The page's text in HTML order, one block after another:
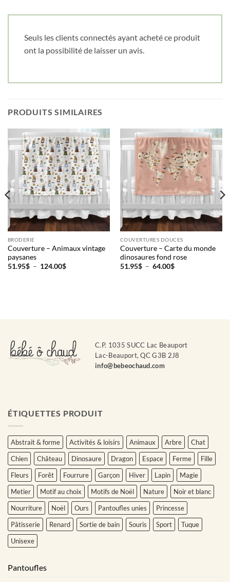
Seuls les clients connectés ayant acheté ce produit
ont la possibilité de laisser un avis.
PRODUITS SIMILAIRES
BRODERIE
Couverture – Animaux vintage
paysanes
51.95$ – 124.00$Plage
COUVERTURES DOUCES
Couverture – Carte du monde
dinosaures fond rose
51.95$ – 64.00$Plage
C.P. 1035 SUCC Lac Beauport
Lac-Beauport, QC G3B 2J8
info@bebeochaud.com
ÉTIQUETTES PRODUIT
Abstrait & forme Activités & loisirs Animaux Arbre
Chat
Chien
Château Dinosaure Dragon Espace Ferme
Fille
Fleurs
Forêt Fourrure Garçon Hiver Lapin
Magie
Metier
Motif au choix Motifs de Noël Nature
Noir et blanc
Nourriture
Noël Ours Pantoufles unies
Princesse
Pâtisserie
Renard Sortie de bain Souris Sport
Tuque
Unisexe
Pantoufles
Date de naissance